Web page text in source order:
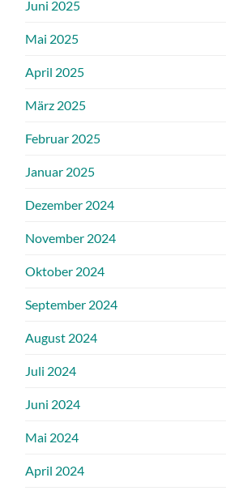
Juni 2025
Mai 2025
April 2025
März 2025
Februar 2025
Januar 2025
Dezember 2024
November 2024
Oktober 2024
September 2024
August 2024
Juli 2024
Juni 2024
Mai 2024
April 2024